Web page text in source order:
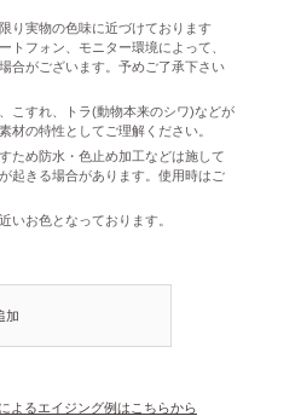
実物の色味に近づけております
トフォン、モニター環境によって、
合がございます。予めご了承下さい
すれ、トラ(動物本来のシワ)などが
材の特性としてご理解ください。
め防水・色止め加工などは施して
起きる場合があります。使用時はご
お色となっております。
加
よるエイジング例はこちらから